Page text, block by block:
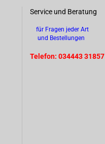
Service und Beratung
für Fragen jeder Art
und Bestellungen
Telefon: 034443 31857